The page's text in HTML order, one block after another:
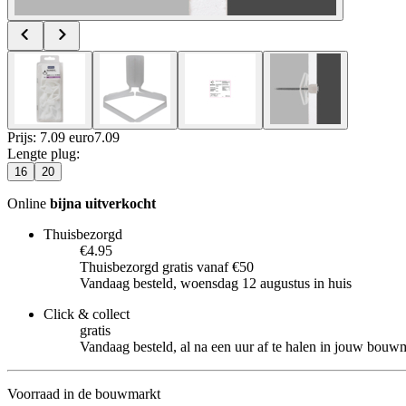
Prijs: 7.09 euro7.09
Lengte plug:
16 20
Online bijna uitverkocht
Thuisbezorgd
€4.95
Thuisbezorgd gratis vanaf €50
Vandaag besteld, woensdag 12 augustus in huis
Click & collect
gratis
Vandaag besteld, al na een uur af te halen in jouw
Voorraad in de bouwmarkt